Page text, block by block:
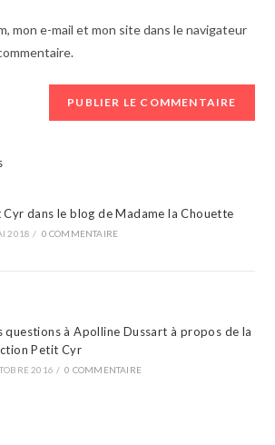
mon e-mail et mon site dans le navigateur
dans le blog de Madame la Chouette
2018 / 0 COMMENTAIRE
questions à Apolline Dussart à propos de la
Petit Cyr
2016 / 0 COMMENTAIRE